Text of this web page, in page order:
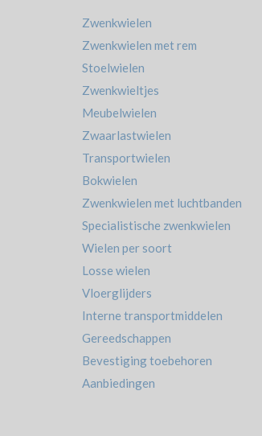
Zwenkwielen
Zwenkwielen met rem
Stoelwielen
Zwenkwieltjes
Meubelwielen
Zwaarlastwielen
Transportwielen
Bokwielen
Zwenkwielen met luchtbanden
Specialistische zwenkwielen
Wielen per soort
Losse wielen
Vloerglijders
Interne transportmiddelen
Gereedschappen
Bevestiging toebehoren
Aanbiedingen